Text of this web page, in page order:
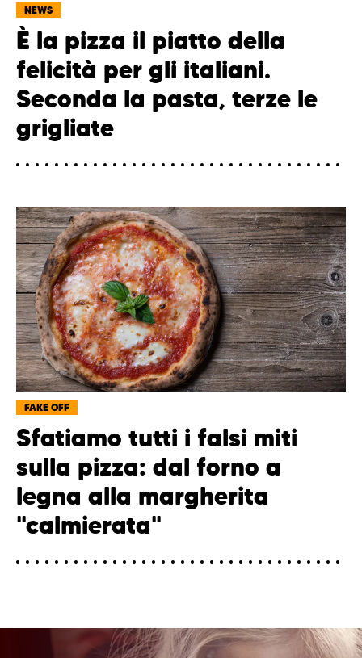
NEWS
È la pizza il piatto della
felicità per gli italiani.
Seconda la pasta, terze le
grigliate
FAKE OFF
Sfatiamo tutti i falsi miti
sulla pizza: dal forno a
legna alla margherita
"calmierata"